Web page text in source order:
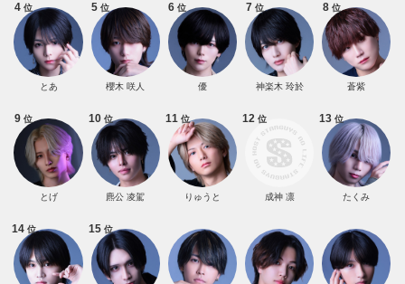
4 位
とあ
5 位
櫻木 咲人
6 位
優
7 位
神楽木 玲於
8位
蒼紫
9 位
とげ
10位
麃公 凌駕
11 位
りゅうと
12 位
成神 凛
13 位
たくみ
14位 15位